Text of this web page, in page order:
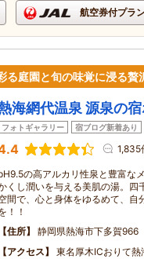
航空券付プラ
る庭園と旬の味覚に浸る贅
海網代温泉 源泉の
フォトギャラリー 宿ブログ新着あり
1,835
の高アルカリ性泉と豊富な
くし潤いを与える美肌の湯。四
間で、心と身体をゆるめて、自
！！
住所
静岡県熱海市下多賀966
アクセス
東名厚木ICおりて